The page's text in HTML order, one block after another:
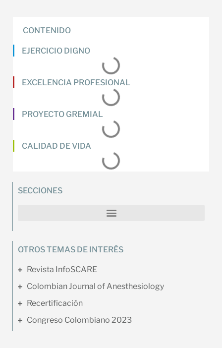
CONTENIDO
EJERCICIO DIGNO
EXCELENCIA PROFESIONAL
PROYECTO GREMIAL
CALIDAD DE VIDA
SECCIONES
OTROS TEMAS DE INTERÉS
Revista InfoSCARE
Colombian Journal of Anesthesiology
Recertificación
Congreso Colombiano 2023